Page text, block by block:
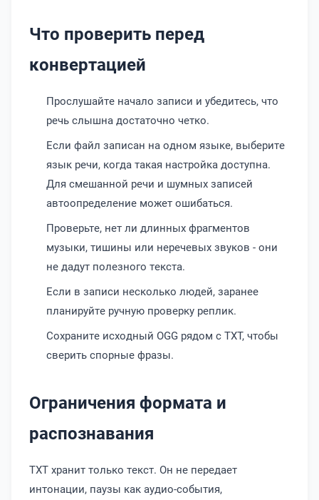
Что проверить перед
конвертацией
Прослушайте начало записи и убедитесь, что
речь слышна достаточно четко.
Если файл записан на одном языке, выберите
язык речи, когда такая настройка доступна.
Для смешанной речи и шумных записей
автоопределение может ошибаться.
Проверьте, нет ли длинных фрагментов
музыки, тишины или неречевых звуков - они
не дадут полезного текста.
Если в записи несколько людей, заранее
планируйте ручную проверку реплик.
Сохраните исходный OGG рядом с TXT, чтобы
сверить спорные фразы.
Ограничения формата и
распознавания
TXT хранит только текст. Он не передает
интонации, паузы как аудио-события,